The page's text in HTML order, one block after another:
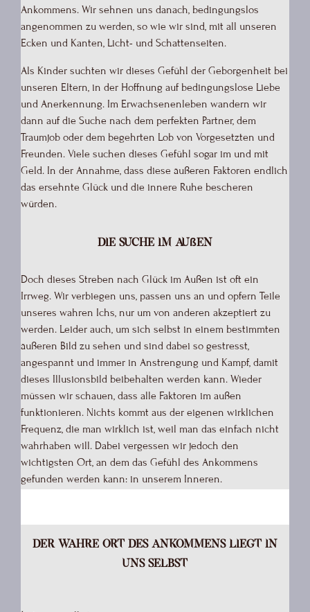
Ankommens. Wir sehnen uns danach, bedingungslos
angenommen zu werden, so wie wir sind, mit all unseren
Ecken und Kanten, Licht- und Schattenseiten.
Als Kinder suchten wir dieses Gefühl der Geborgenheit bei
unseren Eltern, in der Hoffnung auf bedingungslose Liebe
und Anerkennung. Im Erwachsenenleben wandern wir
dann auf die Suche nach dem perfekten Partner, dem
Traumjob oder dem begehrten Lob von Vorgesetzten und
Freunden. Viele suchen dieses Gefühl sogar im und mit
Geld. In der Annahme, dass diese äußeren Faktoren endlich
das ersehnte Glück und die innere Ruhe bescheren
würden.
Die Suche im Außen
Doch dieses Streben nach Glück im Außen ist oft ein
Irrweg. Wir verbiegen uns, passen uns an und opfern Teile
unseres wahren Ichs, nur um von anderen akzeptiert zu
werden. Leider auch, um sich selbst in einem bestimmten
äußeren Bild zu sehen und sind dabei so gestresst,
angespannt und immer in Anstrengung und Kampf, damit
dieses Illusionsbild beibehalten werden kann. Wieder
müssen wir schauen, dass alle Faktoren im außen
funktionieren. Nichts kommt aus der eigenen wirklichen
Frequenz, die man wirklich ist, weil man das einfach nicht
wahrhaben will. Dabei vergessen wir jedoch den
wichtigsten Ort, an dem das Gefühl des Ankommens
gefunden werden kann: in unserem Inneren.
Der wahre Ort des Ankommens liegt in
uns selbst